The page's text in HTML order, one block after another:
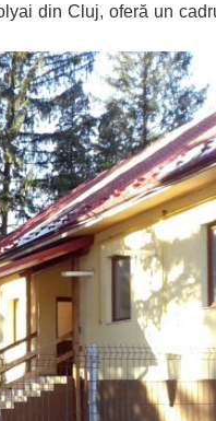
din Cluj, oferă un